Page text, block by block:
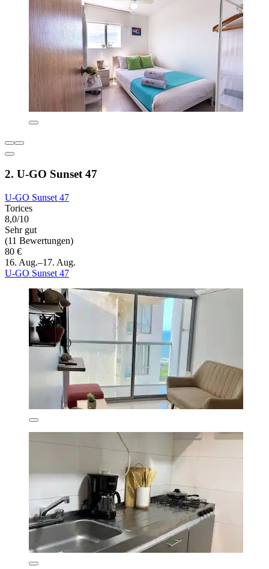
2. U-GO Sunset 47
U-GO Sunset 47
Torices
8,0/10
Sehr gut
(11 Bewertungen)
80 €
16. Aug.–17. Aug.
U-GO Sunset 47